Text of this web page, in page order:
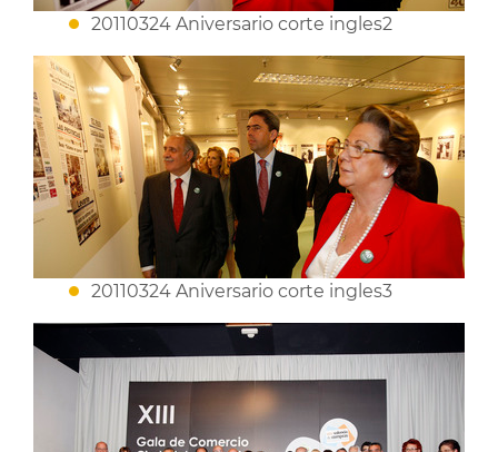
20110324 Aniversario corte ingles2
20110324 Aniversario corte ingles3